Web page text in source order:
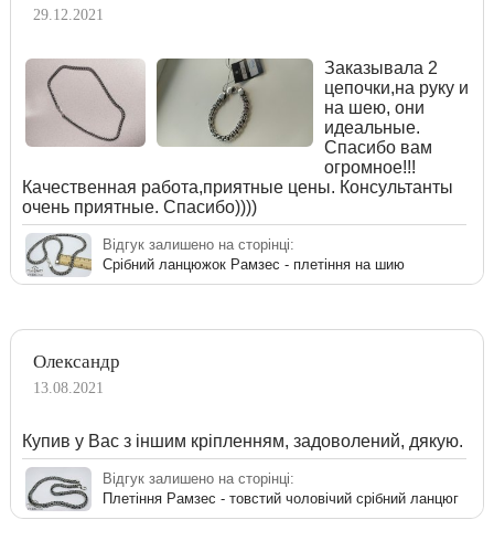
29.12.2021
Заказывала 2
цепочки,на руку и
на шею, они
идеальные.
Спасибо вам
огромное!!!
Качественная работа,приятные цены. Консультанты
очень приятные. Спасибо))))
Відгук залишено на сторінці:
Срібний ланцюжок Рамзес - плетіння на шию
Олександр
13.08.2021
Купив у Вас з іншим кріпленням, задоволений, дякую.
Відгук залишено на сторінці:
Плетіння Рамзес - товстий чоловічий срібний ланцюг